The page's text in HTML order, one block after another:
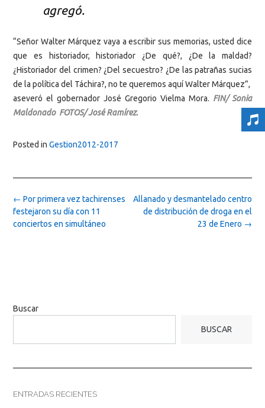
agregó.
“Señor Walter Márquez vaya a escribir sus memorias, usted dice
que es historiador, historiador ¿De qué?, ¿De la maldad?
¿Historiador del crimen? ¿Del secuestro? ¿De las patrañas sucias
de la política del Táchira?, no te queremos aquí Walter Márquez”,
aseveró el gobernador José Gregorio Vielma Mora. FIN/ Sonia
Maldonado FOTOS/ José Ramírez.
Posted in Gestion2012-2017
Post
navigation
Allanado y desmantelado centro
de distribución de droga en el
23 de Enero →
← Por primera vez tachirenses
festejaron su día con 11
conciertos en simultáneo
Buscar
BUSCAR
ENTRADAS RECIENTES